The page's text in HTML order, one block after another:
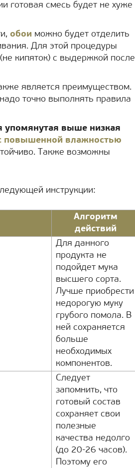
готовая смесь будет не хуже
обои можно будет отделить
Для этой процедуры
кипяток) с выдержкой после
является преимуществом.
точно выполнять правила
упомянутая выше низкая
повышенной влажностью
Также возможны
инструкции:
Алгоритм
действий
Для данного
продукта не
подойдет мука
высшего сорта.
Лучше приобрести
недорогую муку
грубого помола. В
ней сохраняется
больше
необходимых
компонентов.
Следует
запомнить, что
готовый состав
сохраняет свои
полезные
качества недолго
(до 20-26 часов).
Поэтому его